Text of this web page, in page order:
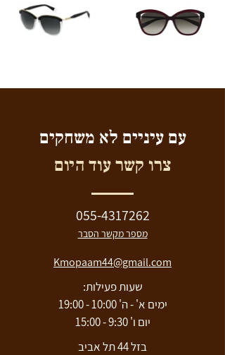
עם עיניים לא משחקים
צרו קשר עוד היום
055-4317262
Kmopaam44@gmail.com
שעות פעילות:
ימים א' - ה' 10:00 - 19:00
יום ו' 9:30 - 15:00
בזל 44 תל אביב
מספר מקשר הסבר